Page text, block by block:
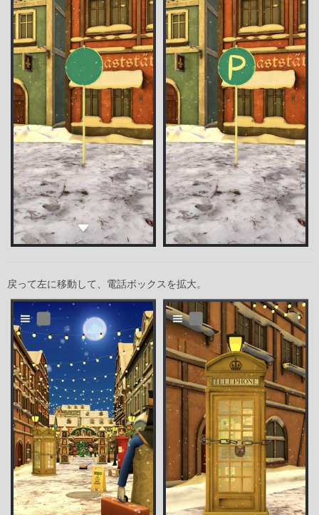
戻って左に移動して、電話ボックスを拡大。